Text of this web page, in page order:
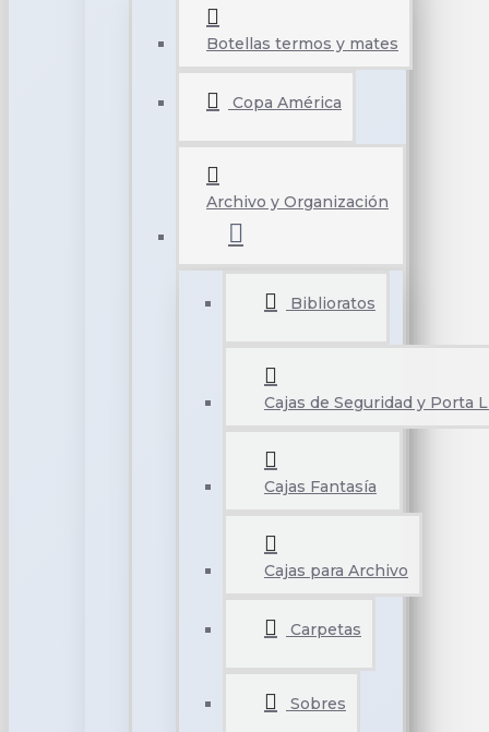
Botellas termos y mates
Copa América
Archivo y Organización
Biblioratos
Cajas de Seguridad y Porta
Cajas Fantasía
Cajas para Archivo
Carpetas
Sobres